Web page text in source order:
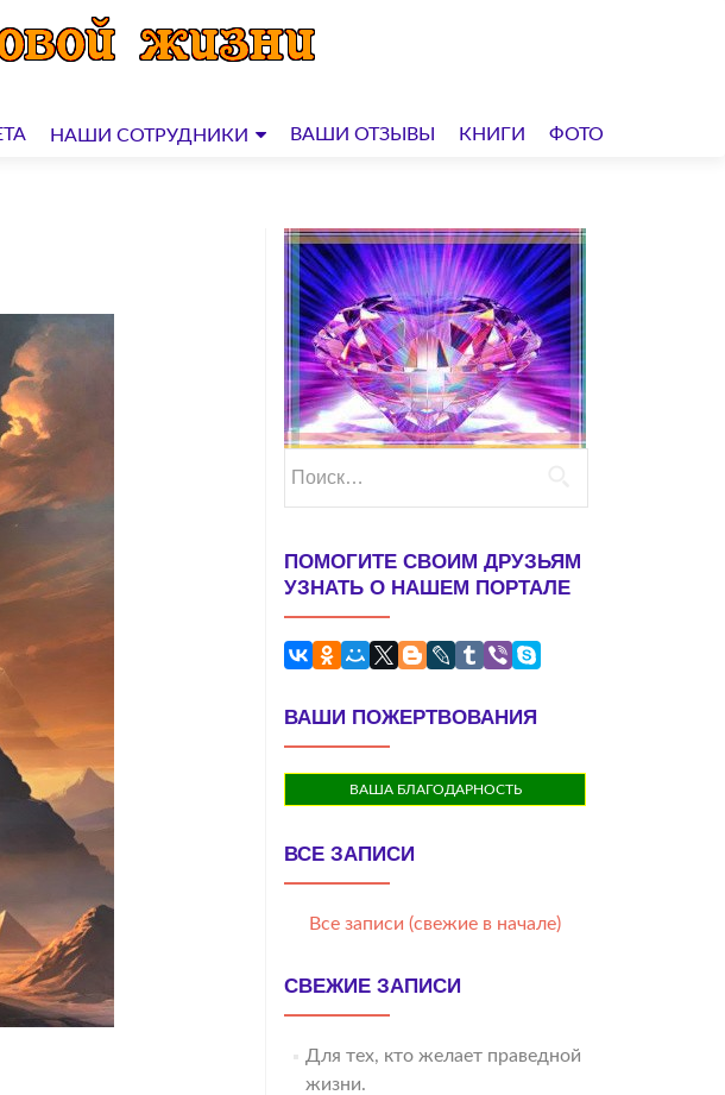
НАШИ СОТРУДНИКИ ВАШИ ОТЗЫВЫ КНИГИ ФОТО
ПОМОГИТЕ СВОИМ ДРУЗЬЯМ
УЗНАТЬ О НАШЕМ ПОРТАЛЕ
ВАШИ ПОЖЕРТВОВАНИЯ
ВАША БЛАГОДАРНОСТЬ
ВСЕ ЗАПИСИ
Все записи (свежие в начале)
СВЕЖИЕ ЗАПИСИ
Для тех, кто желает праведной
жизни.